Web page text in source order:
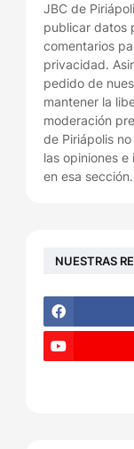
JBC de
publicar datos
comentarios
privacidad.
pedido de
mantener la
moderación
de Piriápolis
las opiniones
en esa sección.
NUESTRAS